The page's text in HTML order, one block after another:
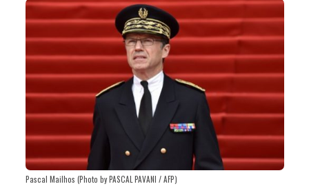
Pascal Mailhos (Photo by PASCAL PAVANI / AFP)